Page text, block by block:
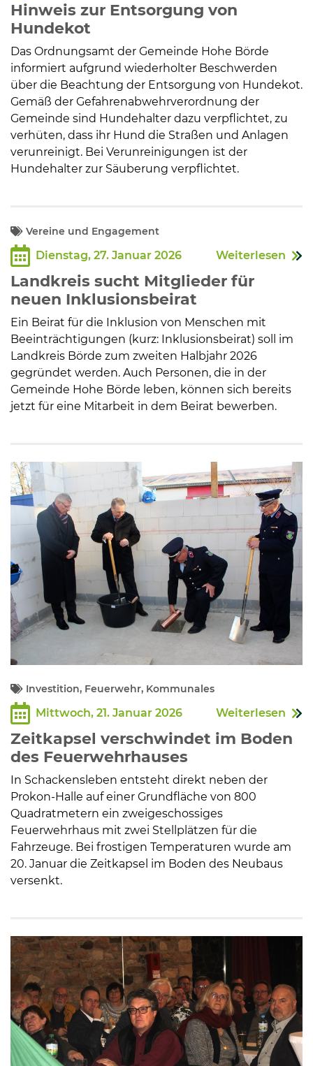
Hinweis zur Entsorgung von
Hundekot
Das Ordnungsamt der Gemeinde Hohe Börde
informiert aufgrund wiederholter Beschwerden
über die Beachtung der Entsorgung von Hundekot.
Gemäß der Gefahrenabwehrverordnung der
Gemeinde sind Hundehalter dazu verpflichtet, zu
verhüten, dass ihr Hund die Straßen und Anlagen
verunreinigt. Bei Verunreinigungen ist der
Hundehalter zur Säuberung verpflichtet.
Vereine und Engagement
Dienstag, 27. Januar 2026 Weiterlesen
Landkreis sucht Mitglieder für
neuen Inklusionsbeirat
Ein Beirat für die Inklusion von Menschen mit
Beeinträchtigungen (kurz: Inklusionsbeirat) soll im
Landkreis Börde zum zweiten Halbjahr 2026
gegründet werden. Auch Personen, die in der
Gemeinde Hohe Börde leben, können sich bereits
jetzt für eine Mitarbeit in dem Beirat bewerben.
Investition, Feuerwehr, Kommunales
Mittwoch, 21. Januar 2026 Weiterlesen
Zeitkapsel verschwindet im Boden
des Feuerwehrhauses
In Schackensleben entsteht direkt neben der
Prokon-Halle auf einer Grundfläche von 800
Quadratmetern ein zweigeschossiges
Feuerwehrhaus mit zwei Stellplätzen für die
Fahrzeuge. Bei frostigen Temperaturen wurde am
20. Januar die Zeitkapsel im Boden des Neubaus
versenkt.